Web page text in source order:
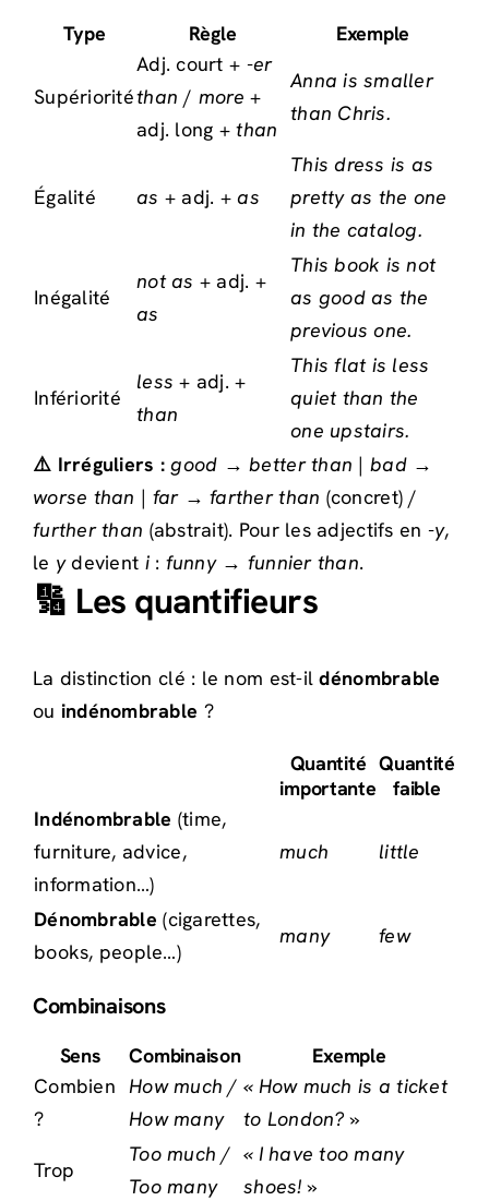
Type Règle Exemple
Supériorité
Adj. court + -er
than / more +
adj. long +than
Anna is smaller
than Chris.
Égalité as + adj. +as
This dress is as
pretty as the one
in the catalog.
Inégalité
not as + adj. +
as
This book is not
as good as the
previous one.
Infériorité
less + adj. +
than
This flat is less
quiet than the
one upstairs.
⚠️ Irréguliers : good → better than |bad →
worse than | far → farther than (concret) /
further than (abstrait). Pour les adjectifs en -y,
le ydevient i: funny → funnier than.
🔢 Les quantifieurs
La distinction clé : le nom est-ildénombrable
ou indénombrable ?
Quantité
importante
Quantité
faible
Indénombrable (time,
furniture, advice,
information…)
much little
Dénombrable (cigarettes,
books, people…)
many few
Combinaisons
Sens Combinaison
Exemple
Combien
?
How much /
How many
« How much is a ticket
to London? »
Trop
Too much /
Too many
« I have too many
shoes! »